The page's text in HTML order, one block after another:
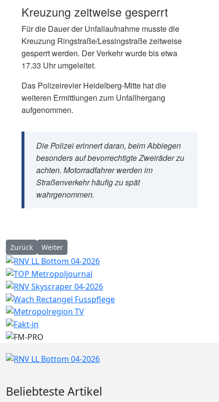
Kreuzung zeitweise gesperrt
Für die Dauer der Unfallaufnahme musste die
Kreuzung Ringstraße/Lessingstraße zeitweise
gesperrt werden. Der Verkehr wurde bis etwa
17.33 Uhr umgeleitet.
Das Polizeirevier Heidelberg-Mitte hat die
weiteren Ermittlungen zum Unfallhergang
aufgenommen.
Die Polizei erinnert daran, beim Abbiegen
besonders auf bevorrechtigte Zweiräder zu
achten. Motorradfahrer werden im
Straßenverkehr häufig zu spät
wahrgenommen.
Vorheriger Beitrag: Heidelberg: Hoher Sachschaden nach
Zurück Nächster Beitrag: Heidelberg: Jugendliche auf
Weiter
Beliebteste Artikel